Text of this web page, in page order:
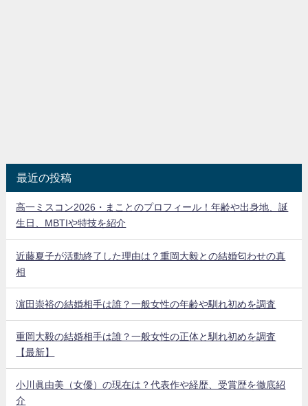
最近の投稿
高一ミスコン2026・まことのプロフィール！年齢や出身地、誕
生日、MBTIや特技を紹介
近藤夏子が活動終了した理由は？重岡大毅との結婚匂わせの真
相
濵田崇裕の結婚相手は誰？一般女性の年齢や馴れ初めを調査
重岡大毅の結婚相手は誰？一般女性の正体と馴れ初めを調査
【最新】
小川眞由美（女優）の現在は？代表作や経歴、受賞歴を徹底紹
介